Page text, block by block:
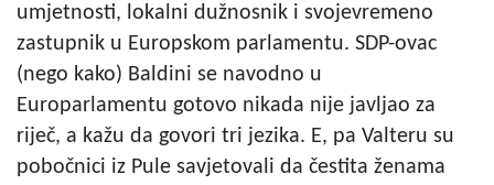
umjetnosti, lokalni dužnosnik i svojevremeno
zastupnik u Europskom parlamentu. SDP-ovac
(nego kako) Baldini se navodno u
Europarlamentu gotovo nikada nije javljao za
riječ, a kažu da govori tri jezika. E, pa Valteru su
pobočnici iz Pule savjetovali da čestita ženama